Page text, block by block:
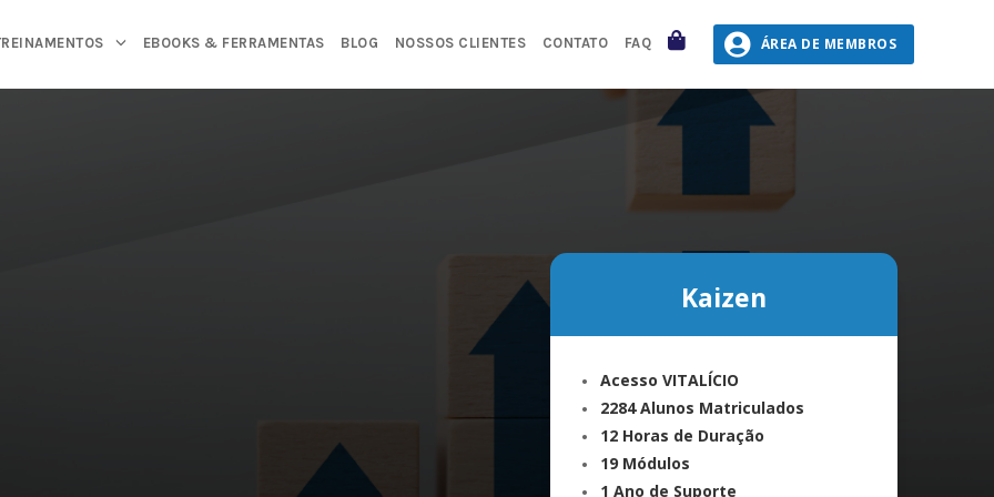
EBOOKS & FERRAMENTAS BLOG NOSSOS CLIENTES CONTATO FAQ CARRINHO ÁREA DE MEMBROS
Kaizen
Acesso VITALÍCIO
2284 Alunos Matriculados
12 Horas de Duração
19 Módulos
1 Ano de Suporte